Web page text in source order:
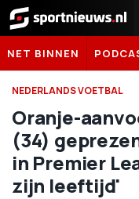
Sportnieuws.nl
NET BINNEN
NEDERLANDS VOETBAL
Oranje-
(34)
in Premier
zijn leeftijd'